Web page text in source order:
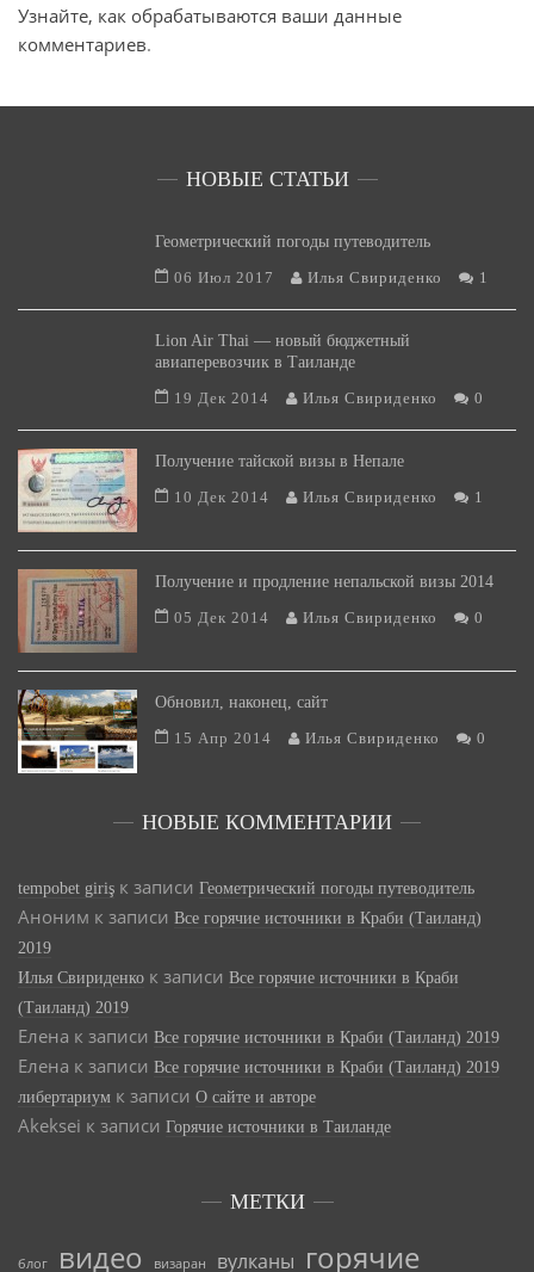
Узнайте, как обрабатываются ваши данные
комментариев.
НОВЫЕ СТАТЬИ
Геометрический погоды путеводитель
06 Июл 2017
Илья Свириденко 1
Lion Air Thai — новый бюджетный
авиаперевозчик в Таиланде
19 Дек 2014
Илья Свириденко 0
Получение тайской визы в Непале
10 Дек 2014
Илья Свириденко 1
Получение и продление непальской визы 2014
05 Дек 2014
Илья Свириденко 0
Обновил, наконец, сайт
15 Апр 2014
Илья Свириденко 0
НОВЫЕ КОММЕНТАРИИ
tempobet giriş к записи Геометрический погоды путеводитель
Аноним к записи Все горячие источники в Краби (Таиланд)
2019
Илья Свириденко к записи Все горячие источники в Краби
(Таиланд) 2019
Елена к записи Все горячие источники в Краби (Таиланд) 2019
Елена к записи Все горячие источники в Краби (Таиланд) 2019
либертариум к записи О сайте и авторе
Akeksei к записи Горячие источники в Таиланде
МЕТКИ
блог видео визаран вулканы горячие